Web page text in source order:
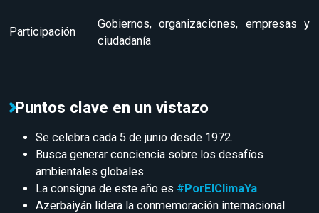
Participación
Gobiernos, organizaciones, empresas y
ciudadanía
Puntos clave en un vistazo
Se celebra cada 5 de junio desde 1972.
Busca generar conciencia sobre los desafíos
ambientales globales.
La consigna de este año es #PorElClimaYa.
Azerbaiyán lidera la conmemoración internacional.